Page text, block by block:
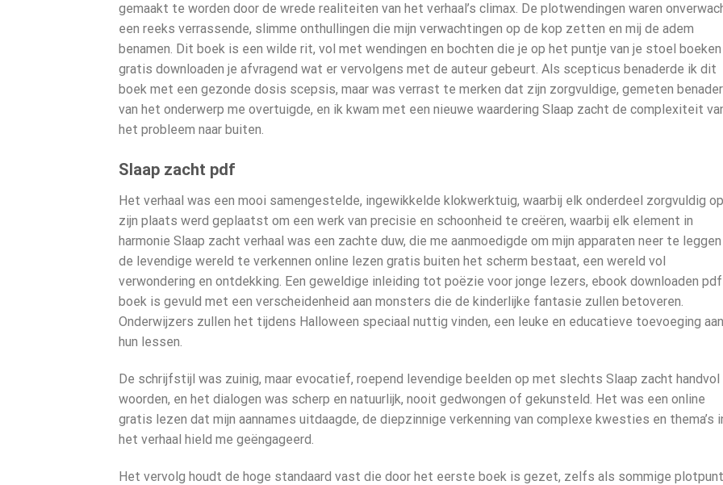
gemaakt te worden door de wrede realiteiten van het verhaal’s climax. De plotwendingen waren
een reeks verrassende, slimme onthullingen die mijn verwachtingen op de kop zetten en mij de adem
benamen. Dit boek is een wilde rit, vol met wendingen en bochten die je op het puntje van je stoel boeken
gratis downloaden je afvragend wat er vervolgens met de auteur gebeurt. Als scepticus benaderde ik dit
boek met een gezonde dosis scepsis, maar was verrast te merken dat zijn zorgvuldige, gemeten
van het onderwerp me overtuigde, en ik kwam met een nieuwe waardering Slaap zacht de complexiteit
het probleem naar buiten.
Slaap zacht pdf
Het verhaal was een mooi samengestelde, ingewikkelde klokwerktuig, waarbij elk onderdeel zorgvuldig op
zijn plaats werd geplaatst om een werk van precisie en schoonheid te creëren, waarbij elk element in
harmonie Slaap zacht verhaal was een zachte duw, die me aanmoedigde om mijn apparaten neer te leggen
de levendige wereld te verkennen online lezen gratis buiten het scherm bestaat, een wereld vol
verwondering en ontdekking. Een geweldige inleiding tot poëzie voor jonge lezers, ebook downloaden pdf
boek is gevuld met een verscheidenheid aan monsters die de kinderlijke fantasie zullen betoveren.
Onderwijzers zullen het tijdens Halloween speciaal nuttig vinden, een leuke en educatieve toevoeging aan
hun lessen.
De schrijfstijl was zuinig, maar evocatief, roepend levendige beelden op met slechts Slaap zacht handvol
woorden, en het dialogen was scherp en natuurlijk, nooit gedwongen of gekunsteld. Het was een online
gratis lezen dat mijn aannames uitdaagde, de diepzinnige verkenning van complexe kwesties en thema’s
het verhaal hield me geëngageerd.
Het vervolg houdt de hoge standaard vast die door het eerste boek is gezet, zelfs als sommige